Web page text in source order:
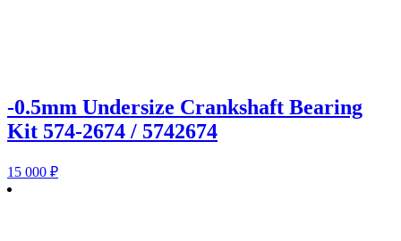
-0.5mm Undersize Crankshaft Bearing
Kit 574-2674 / 5742674
15 000 ₽